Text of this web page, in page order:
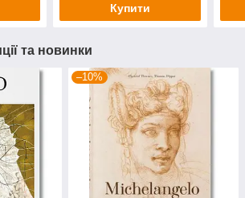
Купити
та новинки
–10%